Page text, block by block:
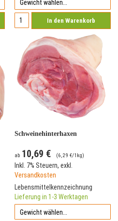
In den Warenkorb
Schweinehinterhaxen
ab 10,69 € (6,29 €/1kg)
Inkl. 7% Steuern, exkl.
Versandkosten
Lebensmittelkennzeichnung
Lieferung in 1-3 Werktagen